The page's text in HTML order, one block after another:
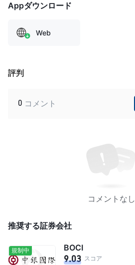
Appダウンロード
Web
評判
0 コメント
コメントなし
推奨する証券会社
規制中 BOCI
9.03 スコア